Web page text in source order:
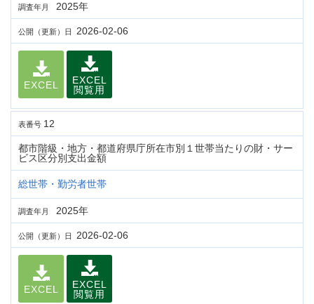
調査年月 2025年
公開（更新）日 2026-02-06
EXCEL
EXCEL
閲覧用
表番号 12
都市階級・地方・都道府県庁所在市別１世帯当たりの財・サー
ビス区分別支出金額
総世帯・勤労者世帯
調査年月 2025年
公開（更新）日 2026-02-06
EXCEL
EXCEL
閲覧用